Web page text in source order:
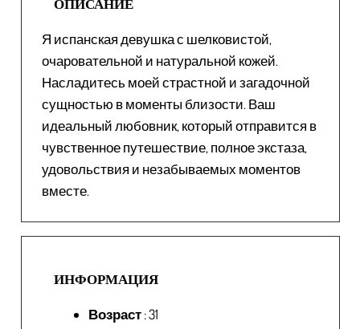
ОПИСАНИЕ
Я испанская девушка с шелковистой,
очаровательной и натуральной кожей.
Насладитесь моей страстной и загадочной
сущностью в моменты близости. Ваш
идеальный любовник, который отправится в
чувственное путешествие, полное экстаза,
удовольствия и незабываемых моментов
вместе.
ИНФОРМАЦИЯ
Возраст: 31